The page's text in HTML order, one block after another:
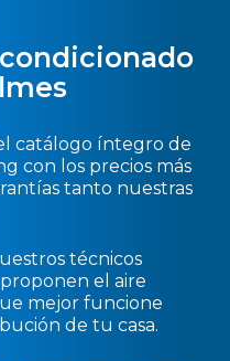
catálogo íntegro de
con los precios más
tanto nuestras
técnicos
el aire
mejor funcione
de tu casa.